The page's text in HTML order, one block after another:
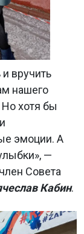
вручить
нашего
хотя бы
эмоции. А
—
Совета
Кабин.